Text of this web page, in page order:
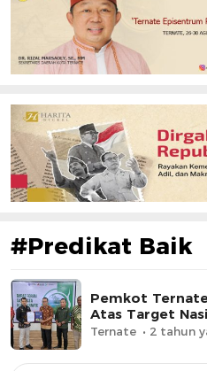
#Predikat Baik
Pemkot
Atas Target
Ternate 2 tahun